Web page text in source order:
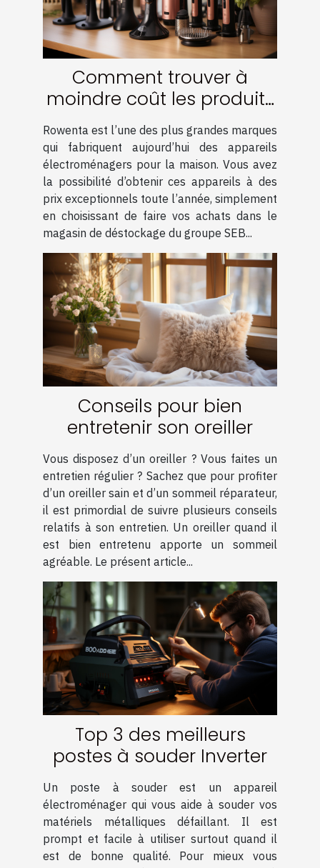
Comment trouver à
moindre coût les produits
de la marque Rowenta ?
Rowenta est l’une des plus grandes marques
qui fabriquent aujourd’hui des appareils
électroménagers pour la maison. Vous avez
la possibilité d’obtenir ces appareils à des
prix exceptionnels toute l’année, simplement
en choisissant de faire vos achats dans le
magasin de déstockage du groupe SEB...
Conseils pour bien
entretenir son oreiller
Vous disposez d’un oreiller ? Vous faites un
entretien régulier ? Sachez que pour profiter
d’un oreiller sain et d’un sommeil réparateur,
il est primordial de suivre plusieurs conseils
relatifs à son entretien. Un oreiller quand il
est bien entretenu apporte un sommeil
agréable. Le présent article...
Top 3 des meilleurs
postes à souder Inverter
Un poste à souder est un appareil
électroménager qui vous aide à souder vos
matériels métalliques défaillant. Il est
prompt et facile à utiliser surtout quand il
est de bonne qualité. Pour mieux vous